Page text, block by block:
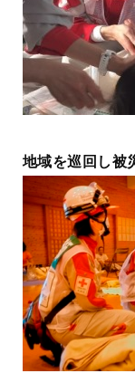
地域を巡回し被